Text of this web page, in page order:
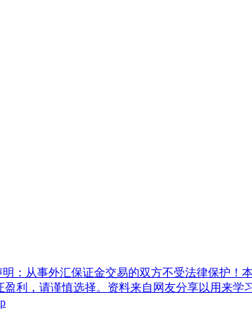
明：从事外汇保证金交易的双方不受法律保护！
利，请谨慎选择。资料来自网友分享以用来学